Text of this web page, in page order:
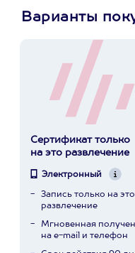
Варианты
Сертификат только
на это развлечение
Электронный
Запись только на это
развлечение
Мгновенная
на e-mail и телефон